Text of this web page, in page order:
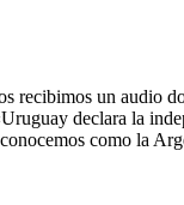
un audio
declara la
como la